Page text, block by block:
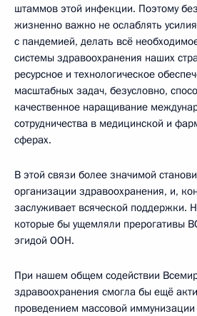
штаммов этой инфекции. Поэтому
жизненно важно не ослаблять
с пандемией, делать всё
системы здравоохранения наших
ресурсное и технологическое
масштабных задач, безусловно,
качественное наращивание
сотрудничества в медицинской и
сферах.
В этой связи более значимой
организации здравоохранения, и,
заслуживает всяческой поддержки.
которые бы ущемляли прерогативы
эгидой ООН.
При нашем общем содействии
здравоохранения смогла бы ещё
проведением массовой иммунизации